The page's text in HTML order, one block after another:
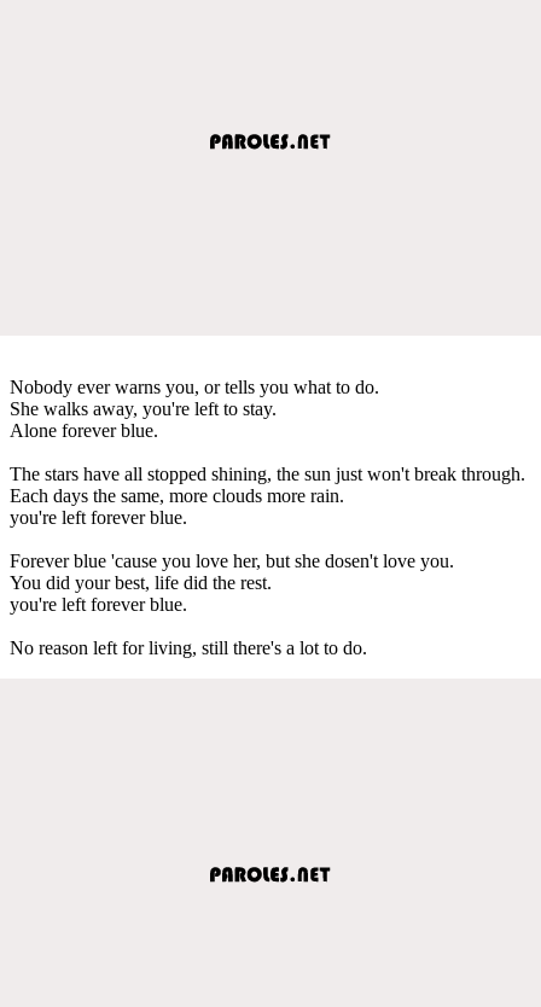
Nobody ever warns you, or tells you what to do.
She walks away, you're left to stay.
Alone forever blue.
The stars have all stopped shining, the sun just won't break through.
Each days the same, more clouds more rain.
you're left forever blue.
Forever blue 'cause you love her, but she dosen't love you.
You did your best, life did the rest.
you're left forever blue.
No reason left for living, still there's a lot to do.